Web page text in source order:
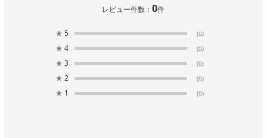
レビュー件数：0件
★ 5 (0)
★ 4 (0)
★ 3 (0)
★ 2 (0)
★ 1 (0)